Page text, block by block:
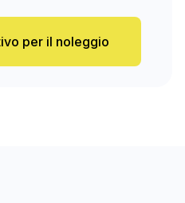
per il noleggio